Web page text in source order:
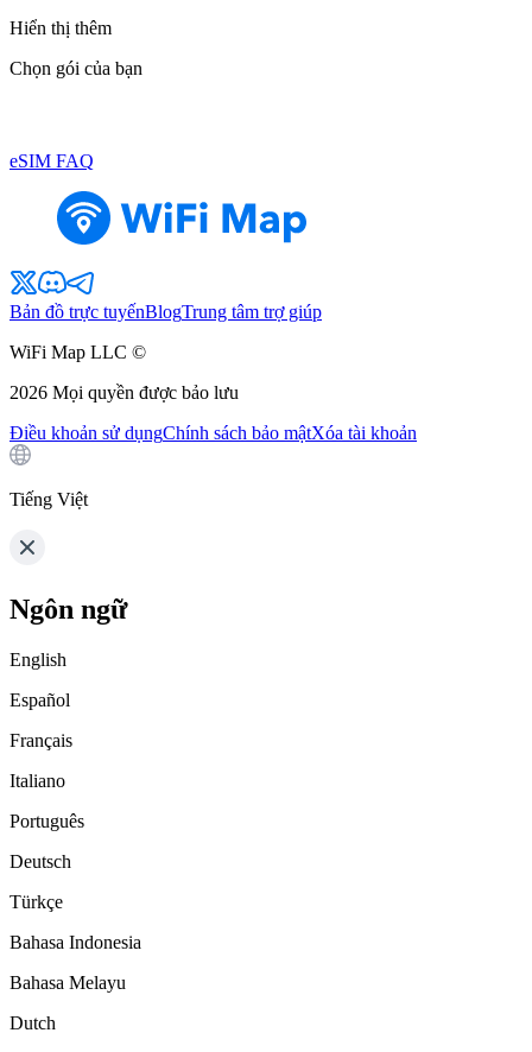
Hiển thị thêm
Chọn gói của bạn
eSIM FAQ
Bản đồ trực tuyếnBlogTrung tâm trợ giúp
WiFi Map LLC ©
2026 Mọi quyền được bảo lưu
Điều khoản sử dụngChính sách bảo mậtXóa tài khoản
Tiếng Việt
Ngôn ngữ
English
Español
Français
Italiano
Português
Deutsch
Türkçe
Bahasa Indonesia
Bahasa Melayu
Dutch